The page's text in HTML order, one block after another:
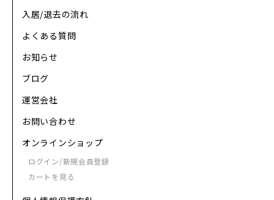
入居/退去の流れ
よくある質問
お知らせ
ブログ
運営会社
お問い合わせ
オンラインショップ
ログイン/新規会員登録
カートを見る